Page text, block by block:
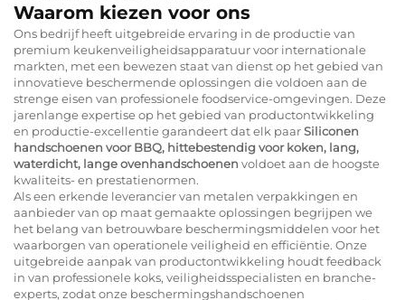
Waarom kiezen voor ons
Ons bedrijf heeft uitgebreide ervaring in de productie van
premium keukenveiligheidsapparatuur voor internationale
markten, met een bewezen staat van dienst op het gebied van
innovatieve beschermende oplossingen die voldoen aan de
strenge eisen van professionele foodservice-omgevingen. Deze
jarenlange expertise op het gebied van productontwikkeling
en productie-excellentie garandeert dat elk paarSiliconen
handschoenen voor BBQ, hittebestendig voor koken, lang,
waterdicht, lange ovenhandschoenen voldoet aan de hoogste
kwaliteits- en prestatienormen.
Als een erkende leverancier van metalen verpakkingen en
aanbieder van op maat gemaakte oplossingen begrijpen we
het belang van betrouwbare beschermingsmiddelen voor het
waarborgen van operationele veiligheid en efficiëntie. Onze
uitgebreide aanpak van productontwikkeling houdt feedback
in van professionele koks, veiligheidsspecialisten en branche-
experts, zodat onze beschermingshandschoenen